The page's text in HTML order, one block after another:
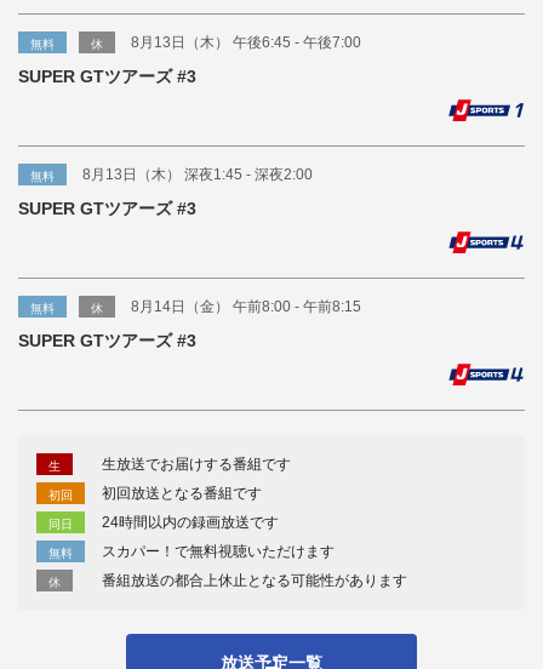
無料 休 8月13日（木） 午後6:45 - 午後7:00
SUPER GTツアーズ #3
無料 8月13日（木） 深夜1:45 - 深夜2:00
SUPER GTツアーズ #3
無料 休 8月14日（金） 午前8:00 - 午前8:15
SUPER GTツアーズ #3
生 生放送でお届けする番組です
初回 初回放送となる番組です
同日 24時間以内の録画放送です
無料 スカパー！で無料視聴いただけます
休 番組放送の都合上休止となる可能性があります
放送予定一覧